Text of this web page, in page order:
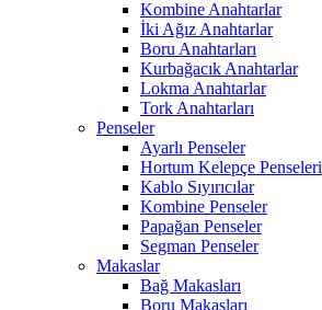
Kombine Anahtarlar
İki Ağız Anahtarlar
Boru Anahtarları
Kurbağacık Anahtarlar
Lokma Anahtarlar
Tork Anahtarları
Penseler
Ayarlı Penseler
Hortum Kelepçe Penseleri
Kablo Sıyırıcılar
Kombine Penseler
Papağan Penseler
Segman Penseler
Makaslar
Bağ Makasları
Boru Makasları